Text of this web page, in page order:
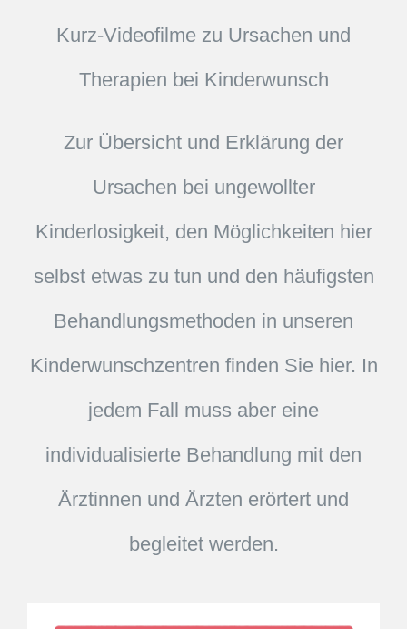
Kurz-Videofilme zu Ursachen und
Therapien bei Kinderwunsch
Zur Übersicht und Erklärung der
Ursachen bei ungewollter
Kinderlosigkeit, den Möglichkeiten hier
selbst etwas zu tun und den häufigsten
Behandlungsmethoden in unseren
Kinderwunschzentren finden Sie hier. In
jedem Fall muss aber eine
individualisierte Behandlung mit den
Ärztinnen und Ärzten erörtert und
begleitet werden.